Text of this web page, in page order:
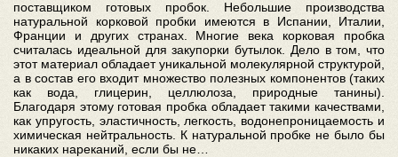
поставщиком готовых пробок. Небольшие производства
натуральной корковой пробки имеются в Испании, Италии,
Франции и других странах. Многие века корковая пробка
считалась идеальной для закупорки бутылок. Дело в том, что
этот материал обладает уникальной молекулярной структурой,
а в состав его входит множество полезных компонентов (таких
как вода, глицерин, целлюлоза, природные танины).
Благодаря этому готовая пробка обладает такими качествами,
как упругость, эластичность, легкость, водонепроницаемость и
химическая нейтральность. К натуральной пробке не было бы
никаких нареканий, если бы не…